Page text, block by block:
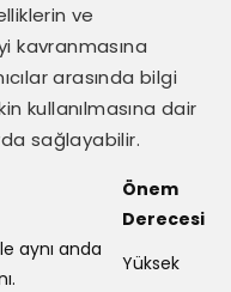
ve
kavranmasına
arasında bilgi
kullanılmasına dair
sağlayabilir.
Önem
Derecesi
aynı anda
Yüksek